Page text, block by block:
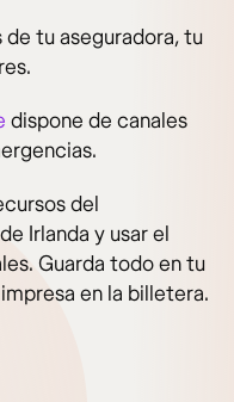
tu aseguradora, tu
dispone de canales
del
de Irlanda y usar el
Guarda todo en tu
en la billetera.